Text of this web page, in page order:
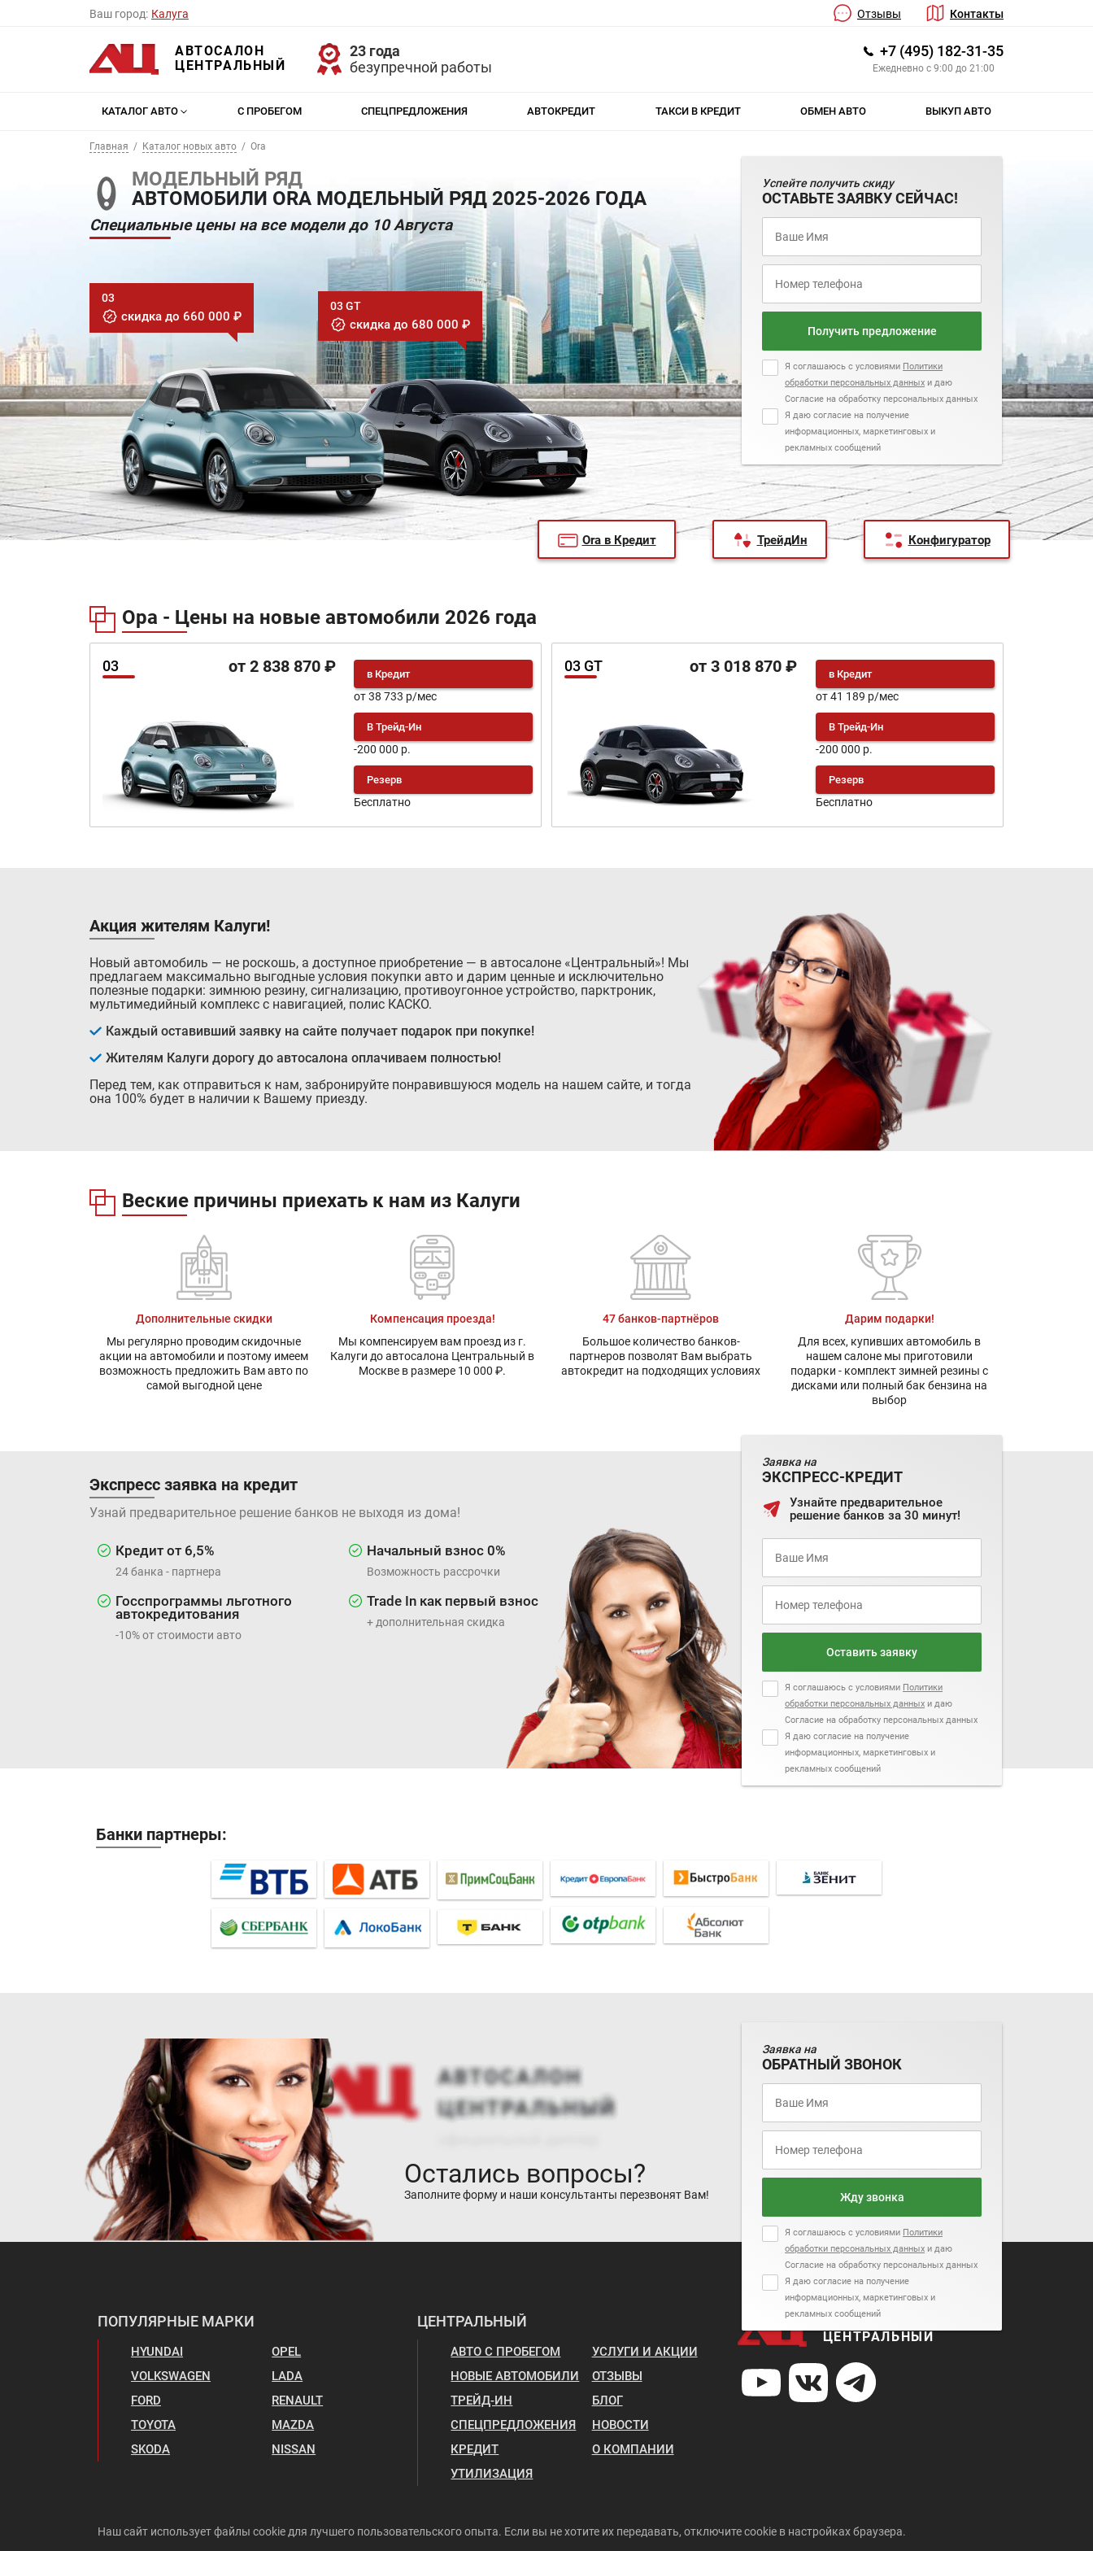
Ваш город: Калуга Отзывы Контакты
АВТОСАЛОН
ЦЕНТРАЛЬНЫЙ
23 года
безупречной работы
+7 (495) 182-31-35
Ежедневно с 9:00 до 21:00
КАТАЛОГ АВТО С ПРОБЕГОМ СПЕЦПРЕДЛОЖЕНИЯ АВТОКРЕДИТ ТАКСИ В КРЕДИТ ОБМЕН АВТО ВЫКУП АВТО
Главная Каталог новых авто Ora
МОДЕЛЬНЫЙ РЯД
АВТОМОБИЛИ ORA МОДЕЛЬНЫЙ РЯД 2025-2026 ГОДА
Специальные цены на все модели до 10 Августа
03
скидка до 660 000 ₽
03 GT
скидка до 680 000 ₽
Успейте получить скиду
ОСТАВЬТЕ ЗАЯВКУ СЕЙЧАС!
Получить предложение
Я соглашаюсь с условиями Политики
обработки персональных данных и даю
Согласие на обработку персональных данных
Я даю согласие на получение
информационных, маркетинговых и
рекламных сообщений
Ora в Кредит ТрейдИн Конфигуратор
Ора - Цены на новые автомобили 2026 года
03 от 2 838 870 ₽ в Кредит
от 38 733 р/мес
В Трейд-Ин
-200 000 р.
Резерв
Бесплатно
03 GT от 3 018 870 ₽ в Кредит
от 41 189 р/мес
В Трейд-Ин
-200 000 р.
Резерв
Бесплатно
Акция жителям Калуги!
Новый автомобиль — не роскошь, а доступное приобретение — в автосалоне «Центральный»! Мы
предлагаем максимально выгодные условия покупки авто и дарим ценные и исключительно
полезные подарки: зимнюю резину, сигнализацию, противоугонное устройство, парктроник,
мультимедийный комплекс с навигацией, полис КАСКО.
Каждый оставивший заявку на сайте получает подарок при покупке!
Жителям Калуги дорогу до автосалона оплачиваем полностью!
Перед тем, как отправиться к нам, забронируйте понравившуюся модель на нашем сайте, и тогда
она 100% будет в наличии к Вашему приезду.
Веские причины приехать к нам из Калуги
Дополнительные скидки
Мы регулярно проводим скидочные
акции на автомобили и поэтому имеем
возможность предложить Вам авто по
самой выгодной цене
Компенсация проезда!
Мы компенсируем вам проезд из г.
Калуги до автосалона Центральный в
Москве в размере 10 000 ₽.
47 банков-партнёров
Большое количество банков-
партнеров позволят Вам выбрать
автокредит на подходящих условиях
Дарим подарки!
Для всех, купивших автомобиль в
нашем салоне мы приготовили
подарки - комплект зимней резины с
дисками или полный бак бензина на
выбор
Экспресс заявка на кредит
Узнай предварительное решение банков не выходя из дома!
Кредит от 6,5%
24 банка - партнера
Начальный взнос 0%
Возможность рассрочки
Госспрограммы льготного
автокредитования
-10% от стоимости авто
Trade In как первый взнос
+ дополнительная скидка
Заявка на
ЭКСПРЕСС-КРЕДИТ
Узнайте предварительное
решение банков за 30 минут!
Оставить заявку
Я соглашаюсь с условиями Политики
обработки персональных данных и даю
Согласие на обработку персональных данных
Я даю согласие на получение
информационных, маркетинговых и
рекламных сообщений
Банки партнеры:
Остались вопросы?
Заполните форму и наши консультанты перезвонят Вам!
Заявка на
ОБРАТНЫЙ ЗВОНОК
Жду звонка
Я соглашаюсь с условиями Политики
обработки персональных данных и даю
Согласие на обработку персональных данных
Я даю согласие на получение
информационных, маркетинговых и
рекламных сообщений
ПОПУЛЯРНЫЕ МАРКИ
HYUNDAI
VOLKSWAGEN
FORD
TOYOTA
SKODA
OPEL
LADA
RENAULT
MAZDA
NISSAN
ЦЕНТРАЛЬНЫЙ
АВТО С ПРОБЕГОМ
НОВЫЕ АВТОМОБИЛИ
ТРЕЙД-ИН
СПЕЦПРЕДЛОЖЕНИЯ
КРЕДИТ
УТИЛИЗАЦИЯ
УСЛУГИ И АКЦИИ
ОТЗЫВЫ
БЛОГ
НОВОСТИ
О КОМПАНИИ
АВТОСАЛОН
ЦЕНТРАЛЬНЫЙ
Наш сайт использует файлы cookie для лучшего пользовательского опыта. Если вы не хотите их передавать, отключите cookie в настройках браузера.